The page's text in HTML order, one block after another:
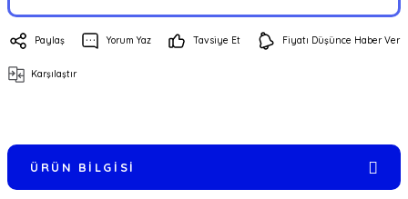
Paylaş Yorum Yaz Tavsiye Et Fiyatı Düşünce Haber Ver
Karşılaştır
ÜRÜN BILGISI